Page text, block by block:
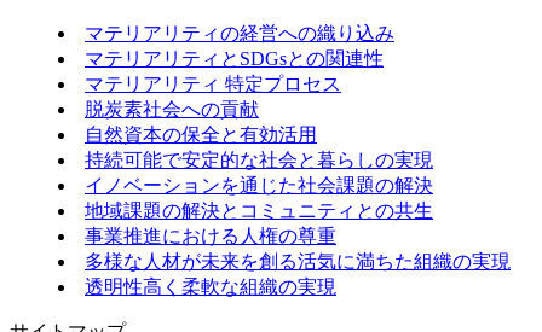
マテリアリティの経営への織り込み
マテリアリティとSDGsとの関連性
マテリアリティ 特定プロセス
脱炭素社会への貢献
自然資本の保全と有効活用
持続可能で安定的な社会と暮らしの実現
イノベーションを通じた社会課題の解決
地域課題の解決とコミュニティとの共生
事業推進における人権の尊重
多様な人材が未来を創る活気に満ちた組織の実現
透明性高く柔軟な組織の実現